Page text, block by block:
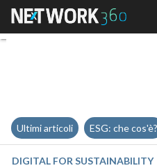
Ultimi articoli ESG: che cos'è?
DIGITAL FOR SUSTAINABILITY